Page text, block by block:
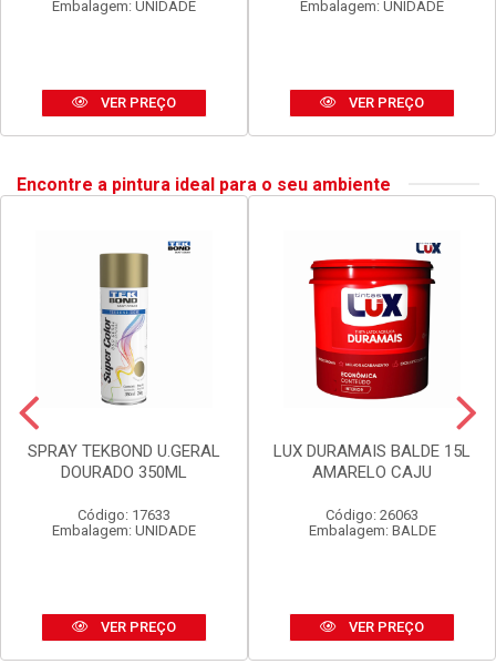
Embalagem: UNIDADE
VER PREÇO
Embalagem: UNIDADE
VER PREÇO
Encontre a pintura ideal para o seu ambiente
SPRAY TEKBOND U.GERAL
DOURADO 350ML
Código: 17633
Embalagem: UNIDADE
VER PREÇO
LUX DURAMAIS BALDE 15L
AMARELO CAJU
Código: 26063
Embalagem: BALDE
VER PREÇO